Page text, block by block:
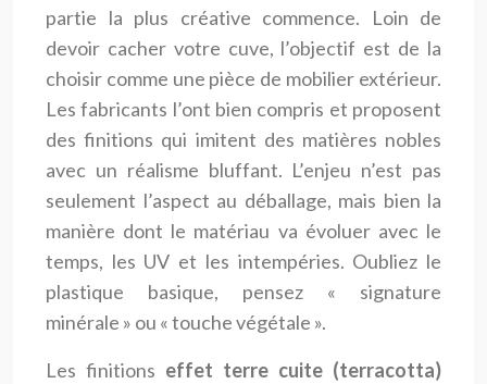
partie la plus créative commence. Loin de
devoir cacher votre cuve, l’objectif est de la
choisir comme une pièce de mobilier extérieur.
Les fabricants l’ont bien compris et proposent
des finitions qui imitent des matières nobles
avec un réalisme bluffant. L’enjeu n’est pas
seulement l’aspect au déballage, mais bien la
manière dont le matériau va évoluer avec le
temps, les UV et les intempéries. Oubliez le
plastique basique, pensez « signature
minérale » ou « touche végétale ».
Les finitions effet terre cuite (terracotta)